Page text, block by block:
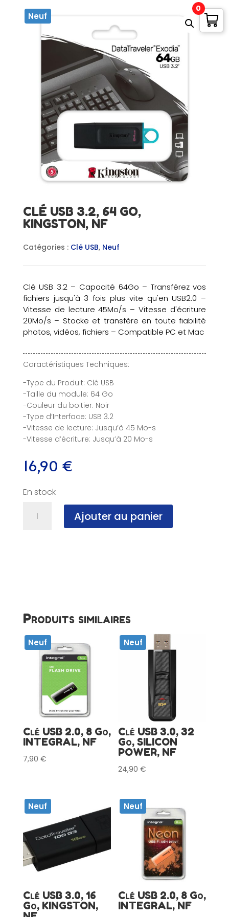
Neuf
CLÉ USB 3.2, 64 GO,
KINGSTON, NF
Catégories : Clé USB, Neuf
Clé USB 3.2 – Capacité 64Go – Transférez vos
fichiers jusqu'à 3 fois plus vite qu'en USB2.0 –
Vitesse de lecture 45Mo/s – Vitesse d'écriture
20Mo/s – Stocke et transfère en toute fiabilité
photos, vidéos, fichiers – Compatible PC et Mac
Caractéristiques Techniques:
-Type du Produit: Clé USB
-Taille du module: 64 Go
-Couleur du boitier: Noir
-Type d’Interface: USB 3.2
-Vitesse de lecture: Jusqu’à 45 Mo-s
-Vitesse d’écriture: Jusqu’à 20 Mo-s
16,90 €
En stock
Ajouter au panier
Produits similaires
Neuf
Clé USB 2.0, 8 Go,
INTEGRAL, NF
7,90 €
Neuf
Clé USB 3.0, 32
Go, SILICON
POWER, NF
24,90€
Neuf
Clé USB 3.0, 16
Go, KINGSTON,
Neuf
Clé USB 2.0, 8 Go,
INTEGRAL, NF
0